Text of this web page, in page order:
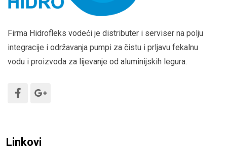
Firma Hidrofleks vodeći je distributer i serviser na polju
integracije i održavanja pumpi za čistu i prljavu fekalnu
vodu i proizvoda za lijevanje od aluminijskih legura.
Linkovi